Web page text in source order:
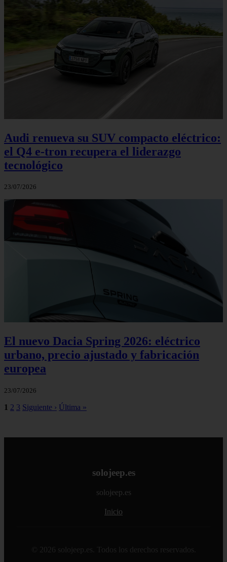
Audi renueva su SUV compacto eléctrico:
el Q4 e‑tron recupera el liderazgo
tecnológico
23/07/2026
El nuevo Dacia Spring 2026: eléctrico
urbano, precio ajustado y fabricación
europea
23/07/2026
1 2 3 Siguiente › Última »
solojeep.es
solojeep.es
Inicio
© 2026 solojeep.es. Todos los derechos reservados.